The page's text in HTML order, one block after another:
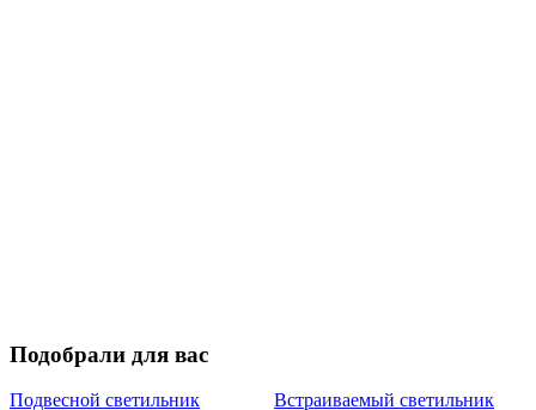
Подобрали для вас
Подвесной светильник Встраиваемый светильник